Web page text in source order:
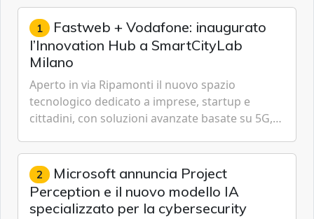
1 Fastweb + Vodafone: inaugurato
l’Innovation Hub a SmartCityLab
Milano
Aperto in via Ripamonti il nuovo spazio
tecnologico dedicato a imprese, startup e
cittadini, con soluzioni avanzate basate su 5G,
Cybersecurity.
2 Microsoft annuncia Project
Perception e il nuovo modello IA
specializzato per la cybersecurity